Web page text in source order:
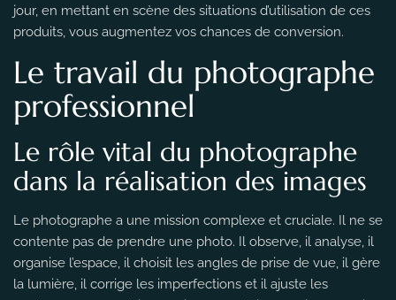
jour, en mettant en scène des situations d’utilisation de ces
produits, vous augmentez vos chances de conversion.
Le travail du photographe
professionnel
Le rôle vital du photographe
dans la réalisation des images
Le photographe a une mission complexe et cruciale. Il ne se
contente pas de prendre une photo. Il observe, il analyse, il
organise l’espace, il choisit les angles de prise de vue, il gère
la lumière, il corrige les imperfections et il ajuste les